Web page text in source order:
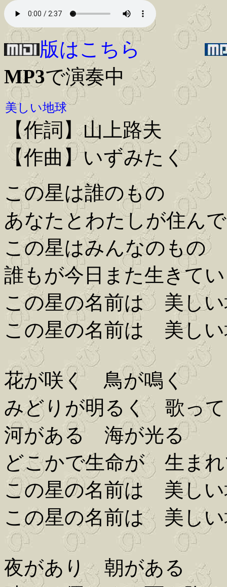
版はこちら
MP3で演奏中
美しい地球
【作詞】山上路夫
【作曲】いずみたく
この星は誰のもの
あなたとわたしが住ん
この星はみんなのもの
誰もが今日また生きて
この星の名前は 美しい
この星の名前は 美しい
花が咲く 鳥が鳴く
みどりが明るく 歌っ
河がある 海が光る
どこかで生命が 生ま
この星の名前は 美しい
この星の名前は 美しい
夜があり 朝がある